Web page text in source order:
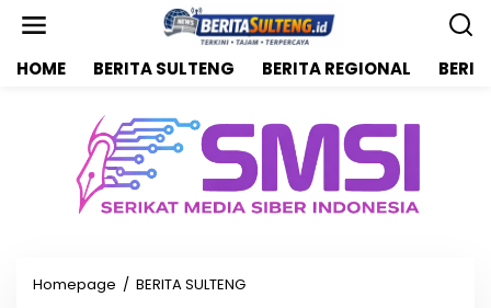
HOME BERITA SULTENG BERITA REGIONAL
Homepage / BERITA SULTENG